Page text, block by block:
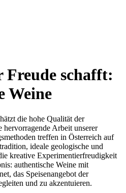
Freude schafft:
Weine
die hohe Qualität der
hervorragende Arbeit unserer
treffen in Österreich auf
ideale geologische und
kreative Experimentierfreudigkeit
authentische Weine mit
das Speisenangebot der
und zu akzentuieren.